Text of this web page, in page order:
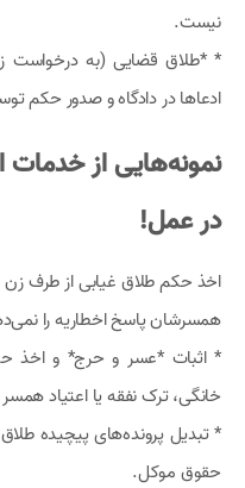
نیست.
* *طلاق قضایی (به درخواست
ادعاها در دادگاه و صدور حکم
نمونه‌هایی از
در عمل!
اخذ حکم طلاق غیابی از طرف زن
همسرشان پاسخ اخطاریه را
* اثبات *عسر و حرج* و اخذ
خانگی، ترک نفقه یا اعتیاد همسر
* تبدیل پرونده‌های پیچیده
حقوق موکل.